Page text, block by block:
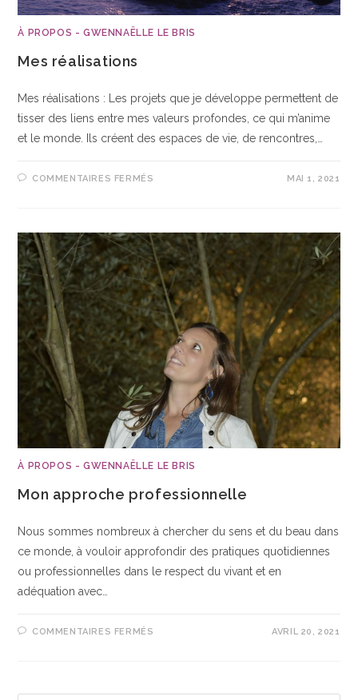
À PROPOS - GWENNAËLLE LE BRIS
Mes réalisations
Mes réalisations : Les projets que je développe permettent de
tisser des liens entre mes valeurs profondes, ce qui m’anime
et le monde. Ils créent des espaces de vie, de rencontres,…
COMMENTAIRES FERMÉS MAI 1, 2021
À PROPOS - GWENNAËLLE LE BRIS
Mon approche professionnelle
Nous sommes nombreux à chercher du sens et du beau dans
ce monde, à vouloir approfondir des pratiques quotidiennes
ou professionnelles dans le respect du vivant et en
adéquation avec…
COMMENTAIRES FERMÉS AVRIL 20, 2021